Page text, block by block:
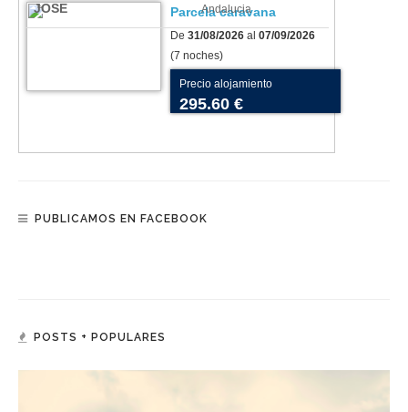
JOSE
Andalucia
Parcela caravana
De 31/08/2026 al 07/09/2026
(7 noches)
Precio alojamiento
295.60 €
PUBLICAMOS EN FACEBOOK
POSTS + POPULARES